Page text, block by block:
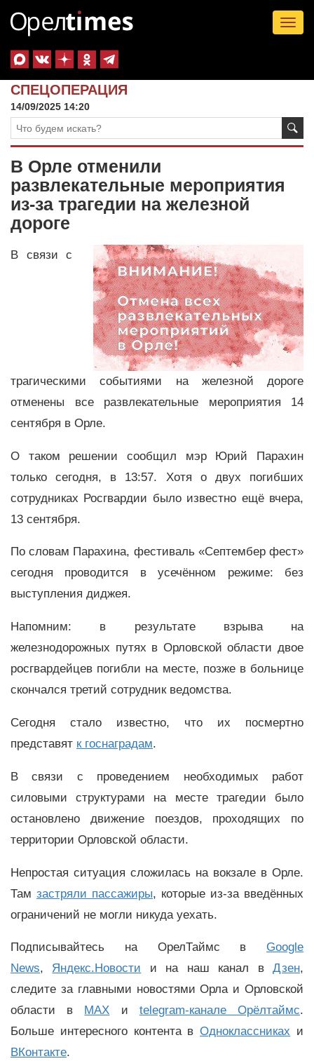
СПЕЦОПЕРАЦИЯ
14/09/2025 14:20
В Орле отменили
развлекательные мероприятия
из-за трагедии на железной
дороге
В связи с
трагическими событиями на железной дороге
отменены все развлекательные мероприятия 14
сентября в Орле.
О таком решении сообщил мэр Юрий Парахин
только сегодня, в 13:57. Хотя о двух погибших
сотрудниках Росгвардии было известно ещё вчера,
13 сентября.
По словам Парахина, фестиваль «Септембер фест»
сегодня проводится в усечённом режиме: без
выступления диджея.
Напомним: в результате взрыва на
железнодорожных путях в Орловской области двое
росгвардейцев погибли на месте, позже в больнице
скончался третий сотрудник ведомства.
Сегодня стало известно, что их посмертно
представят к госнаградам.
В связи с проведением необходимых работ
силовыми структурами на месте трагедии было
остановлено движение поездов, проходящих по
территории Орловской области.
Непростая ситуация сложилась на вокзале в Орле.
Там застряли пассажиры, которые из-за введённых
ограничений не могли никуда уехать.
Подписывайтесь на ОрелТаймс в Google
News, Яндекс.Новости и на наш канал вДзен,
следите за главными новостями Орла и Орловской
области в MAX и telegram-канале Орёлтаймс.
Больше интересного контента вОдноклассниках и
ВКонтакте.